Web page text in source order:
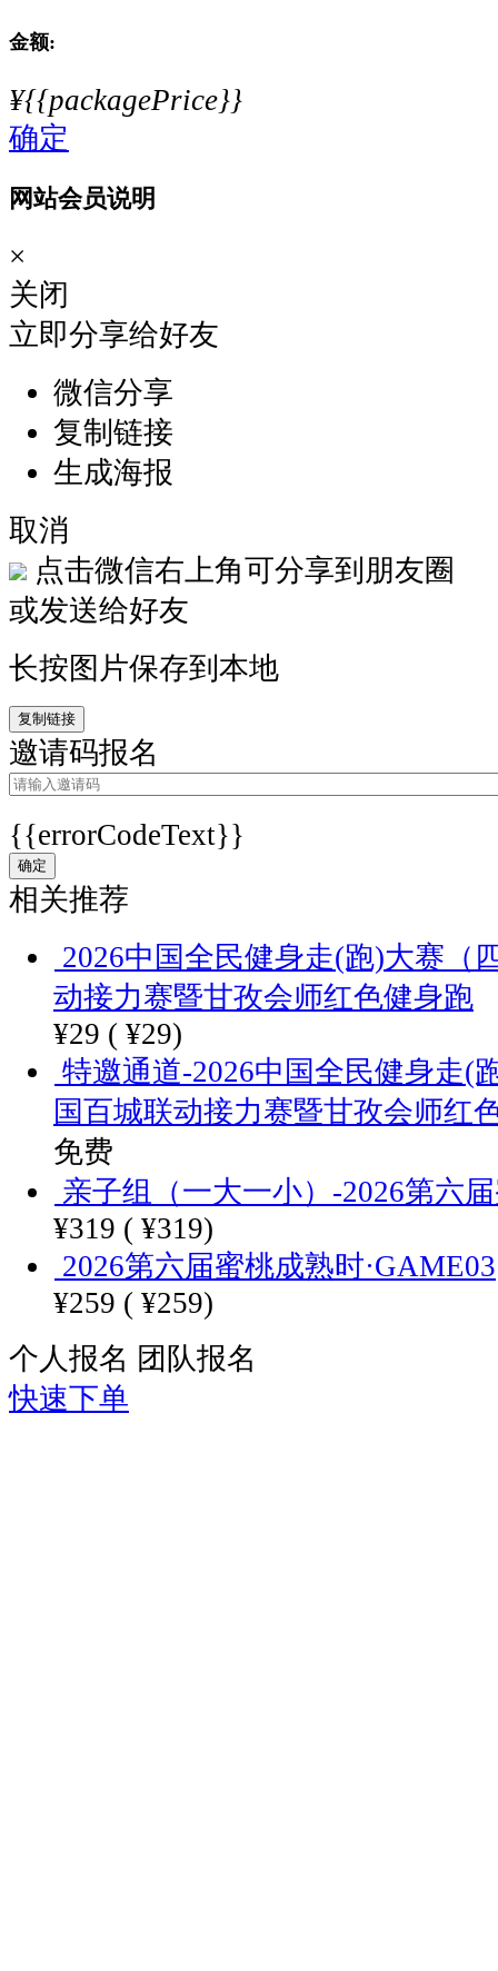
金额:
¥{{packagePrice}}
确定
网站会员说明
×
关闭
立即分享给好友
微信分享
复制链接
生成海报
取消
点击微信右上角可分享到朋友圈
或发送给好友
长按图片保存到本地
复制链接
邀请码报名
{{errorCodeText}}
确定
相关推荐
2026中国全民健身走(跑)大赛（
动接力赛暨甘孜会师红色健身跑
¥29 ( ¥29)
特邀通道-2026中国全民健身走(
国百城联动接力赛暨甘孜会师红
免费
亲子组（一大一小）-2026第六
¥319 ( ¥319)
2026第六届蜜桃成熟时·GAME03
¥259 ( ¥259)
个人报名 团队报名
快速下单